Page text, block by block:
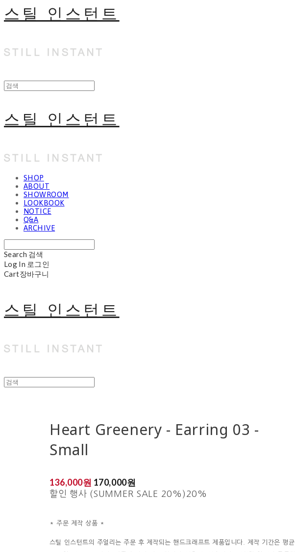
스틸 인스턴트
스틸 인스턴트
SHOP
ABOUT
SHOWROOM
LOOKBOOK
NOTICE
Q&A
ARCHIVE
Search 검색
Log In 로그인
Cart장바구니
스틸 인스턴트
Heart Greenery - Earring 03 -
Small
136,000원 170,000원
할인 행사 (SUMMER SALE 20%) 20%
* 주문 제작 상품 *
스틸 인스턴트의 주얼리는 주문 후 제작되는 핸드크래프트 제품입니다. 제작 기간은 평균